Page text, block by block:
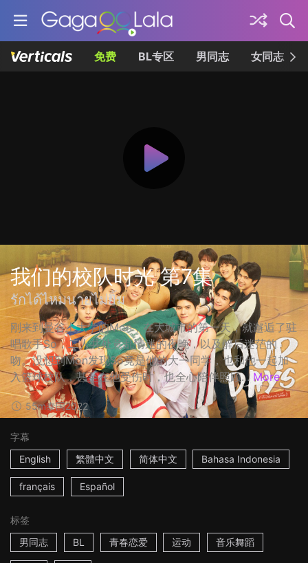
免费 BL专区 男同志 女同志
我们的校队时光 第7集
รักได้ไหมนายไม่ยิ้ม
刚来到曼谷上大学的Mon，在大城市的第一天，就邂逅了驻
唱歌手So，二人共处意乱情迷的夜晚，以及醉后迷茫的
吻。没想到Mon发现So竟是他的大一同学，也和他一起加
入篮球校队，甚至在他受伤时，也全心陪伴照顾... More
55m泰国2022
字幕
English
繁體中文 简体中文 Bahasa Indonesia
français Español
标签
男同志
BL 青春恋爱 运动 音乐舞蹈